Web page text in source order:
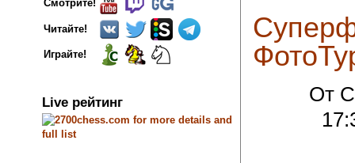
Смотрите!
Читайте!
Играйте!
Live рейтинг
От